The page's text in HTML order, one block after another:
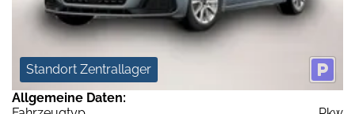
Standort Zentrallager
Allgemeine Daten: